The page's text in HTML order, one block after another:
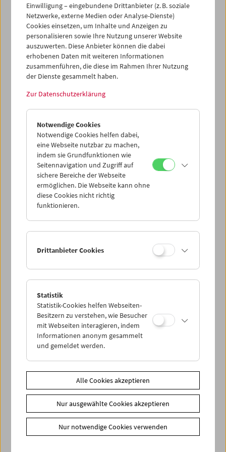
Ticketkorb Kauf
Leer
Ticketkorb Reservierung
> Weitere Karten hinzufügen / Spielplan
Ticketpreise: MitgliederEUR 5,50ohne Mitgliedschaft
EUR 10,50
Ihre Mitgliedschaft und Ihren Zehnerblock nutzen.
Ermäßigte Tickets, nonstop- und weitere Freikarten
können online nur reserviert werden. Die Ausgabe erfolgt
ausschließlich an der Kassa.
Weitere Informationen zu unseren Tickets und
Vorschau Sept / Okt 2026
Regelmäßige Programme
Programmarchiv
Einwilligung – eingebundene Drittanbieter (z. B. soziale
Netzwerke, externe Medien oder Analyse-Dienste)
Cookies einsetzen, um Inhalte und Anzeigen zu
personalisieren sowie Ihre Nutzung unserer Website
auszuwerten. Diese Anbieter können die dabei
erhobenen Daten mit weiteren Informationen
zusammenführen, die diese im Rahmen Ihrer Nutzung
der Dienste gesammelt haben.
Zur Datenschutzerklärung
Notwendige Cookies
Notwendige Cookies helfen dabei,
eine Webseite nutzbar zu machen,
indem sie Grundfunktionen wie
Seitennavigation und Zugriff auf
sichere Bereiche der Webseite
ermöglichen. Die Webseite kann ohne
diese Cookies nicht richtig
funktionieren.
Drittanbieter Cookies
Statistik
Statistik-Cookies helfen Webseiten-
Besitzern zu verstehen, wie Besucher
mit Webseiten interagieren, indem
Informationen anonym gesammelt
und gemeldet werden.
Alle Cookies akzeptieren
Nur ausgewählte Cookies akzeptieren
Nur notwendige Cookies verwenden